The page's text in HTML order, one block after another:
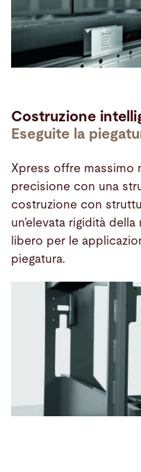
Costruzione
Eseguite la
Xpress offre massimo
precisione con una
costruzione con
un’elevata rigidità
libero per le
piegatura.